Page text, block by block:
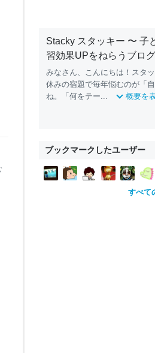
Stacky スタッキー 〜 子
習効果UPをねらうブロ
みなさん、こんにちは！スタ
休みの宿題で毎年悩むのが「
ね。「何をテー...
概要を
ブックマークしたユーザー
すべて